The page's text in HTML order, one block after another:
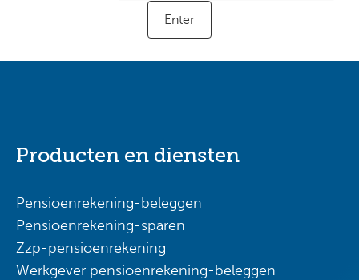
Producten en diensten
Pensioenrekening-beleggen
Pensioenrekening-sparen
Zzp-pensioenrekening
Werkgever pensioenrekening-beleggen